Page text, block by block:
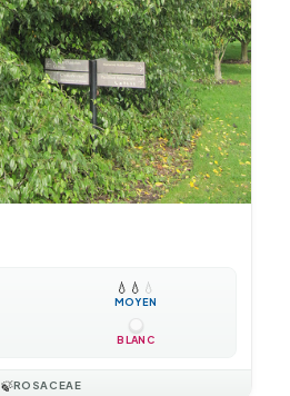
💧 💧 💧
MOYEN
BLANC
🍃ROSACEAE